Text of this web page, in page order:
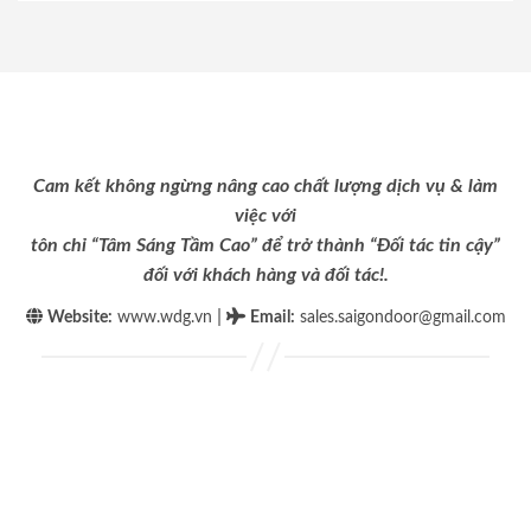
Cam kết không ngừng nâng cao chất lượng dịch vụ & làm
việc với
tôn chỉ “Tâm Sáng Tầm Cao” để trở thành “Đối tác tin cậy”
đối với khách hàng và đối tác!.
Website: www.wdg.vn Email : sales.saigondoor@gmail.com